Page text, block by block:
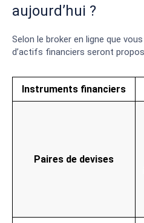
aujourd’hui ?
Selon le broker en ligne que
d’actifs financiers seront
Instruments financiers
Paires de devises